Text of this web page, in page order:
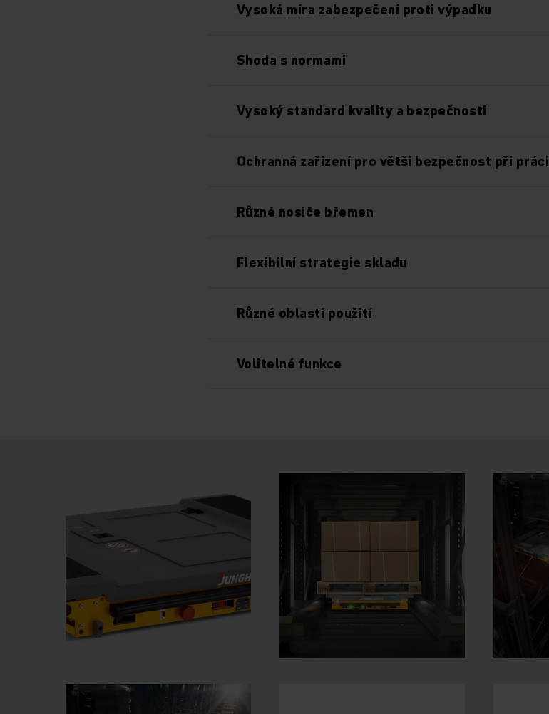
Vysoká míra zabezpečení proti výpadku
Shoda s normami
Vysoký standard kvality a bezpečnosti
Ochranná zařízení pro větší bezpečnost při práci
Různé nosiče břemen
Flexibilní strategie skladu
Různé oblasti použití
Volitelné funkce